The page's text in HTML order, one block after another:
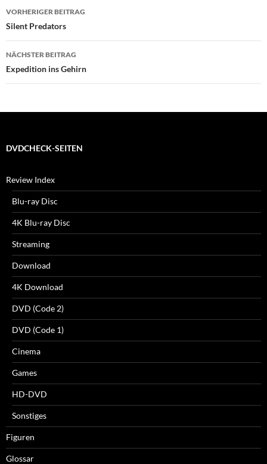
Beitragsnavigation
VORHERIGER BEITRAG
Silent Predators
NÄCHSTER BEITRAG
Expedition ins Gehirn
DVDCHECK-SEITEN
Review Index
Blu-ray Disc
4K Blu-ray Disc
Streaming
Download
4K Download
DVD (Code 2)
DVD (Code 1)
Cinema
Games
HD-DVD
Sonstiges
Figuren
Glossar